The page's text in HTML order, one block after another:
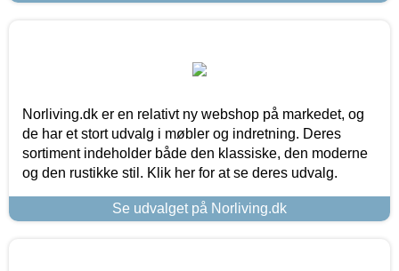
Norliving.dk er en relativt ny webshop på markedet, og
de har et stort udvalg i møbler og indretning. Deres
sortiment indeholder både den klassiske, den moderne
og den rustikke stil. Klik her for at se deres udvalg.
Se udvalget på Norliving.dk